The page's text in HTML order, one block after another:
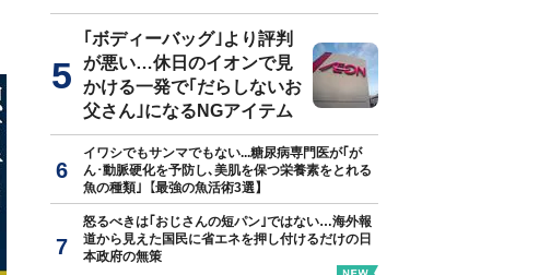
｢ボディーバッグ｣より評判
が悪い…休日のイオンで見
かける一発で｢だらしないお
父さん｣になるNGアイテム
イワシでもサンマでもない...糖尿病専門医が｢が
ん･動脈硬化を予防し､美肌を保つ栄養素をとれる
魚の種類｣【最強の魚活術3選】
怒るべきは｢おじさんの短パン｣ではない…海外報
道から見えた国民に省エネを押し付けるだけの日
本政府の無策